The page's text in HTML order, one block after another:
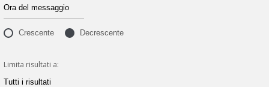
Crescente Decrescente
Limita risultati a: